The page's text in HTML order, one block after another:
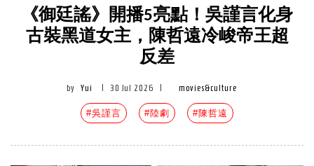
《御廷謠》開播5亮點！吳謹言化身
古裝黑道女主，陳哲遠冷峻帝王超
反差
by Yui 30 Jul 2026 movies&culture
#吳謹言 #陸劇 #陳哲遠